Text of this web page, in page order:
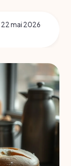
22 mai 2026·